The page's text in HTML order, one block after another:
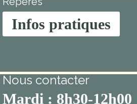
Infos pratiques
Nous contacter
Mardi : 8h30-12h00